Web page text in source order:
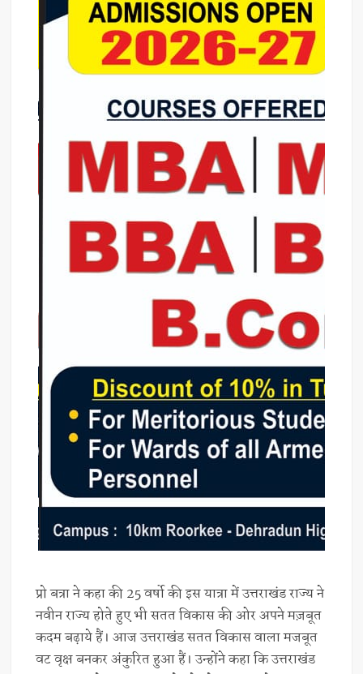
प्रो बत्रा ने कहा की 25 वर्षो की इस यात्रा में उत्तराखंड राज्य ने
नवीन राज्य होते हुए भी सतत विकास की ओर अपने मज़बूत
कदम बढ़ाये हैं। आज उत्तराखंड सतत विकास वाला मजबूत
वट वृक्ष बनकर अंकुरित हुआ हैं। उन्होंने कहा कि उत्तराखंड